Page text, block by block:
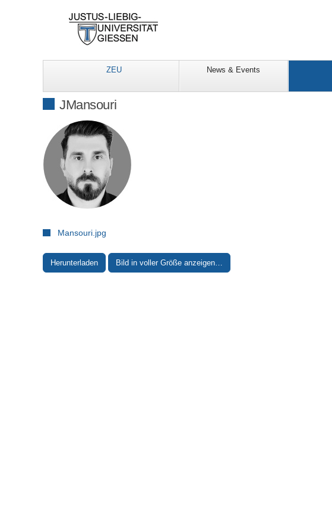
ZEU News & Events
JMansouri
Mansouri.jpg
Herunterladen Bild in voller Größe anzeigen…